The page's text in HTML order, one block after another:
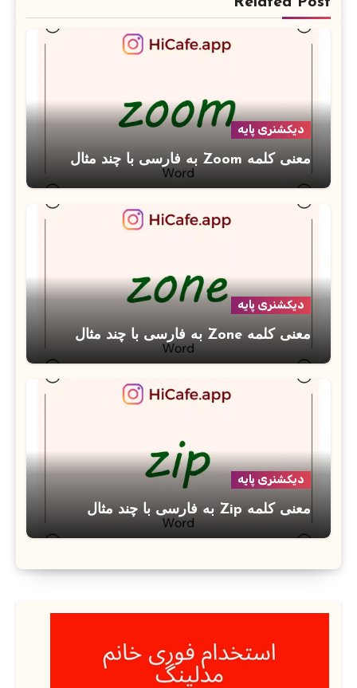
دیکشنری پایه
معنی کلمه Zoom به فارسی با چند مثال
دیکشنری پایه
معنی کلمه Zone به فارسی با چند مثال
دیکشنری پایه
معنی کلمه Zip به فارسی با چند مثال